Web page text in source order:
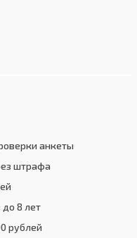
анкеты
штрафа
8 лет
рублей